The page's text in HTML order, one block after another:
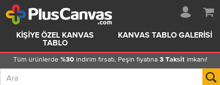
KIŞIYE ÖZEL KANVAS
TABLO
KANVAS TABLO GALERISI
Tüm ürünlerde %30 indirim fırsatı, Peşin fiyatına 3 Taksitimkanı!